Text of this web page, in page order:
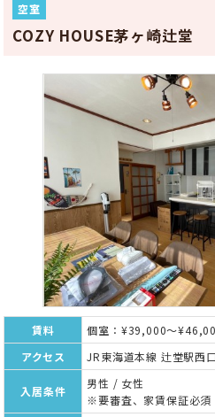
空室
COZY HOUSE茅ヶ崎辻堂
賃料
個室：¥39,000～
アクセス
JR東海道本線 辻堂駅西
入居条件
男性 / 女性
※要審査、家賃保証必須